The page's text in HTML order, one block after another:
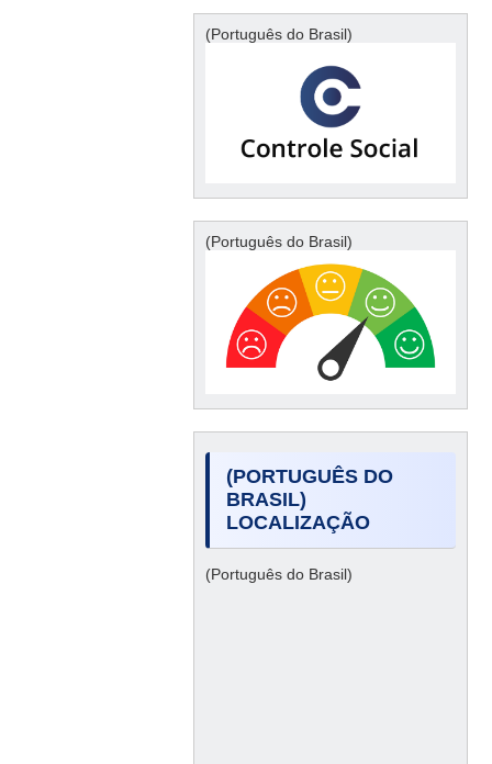
(Português do Brasil)
(Português do Brasil)
(PORTUGUÊS DO
BRASIL)
LOCALIZAÇÃO
(Português do Brasil)